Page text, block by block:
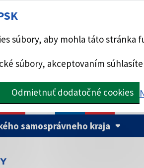
súbory, aby mohla táto stránka
súbory, akceptovaním
Odmietnuť dodatočné cookies
samosprávneho kraja